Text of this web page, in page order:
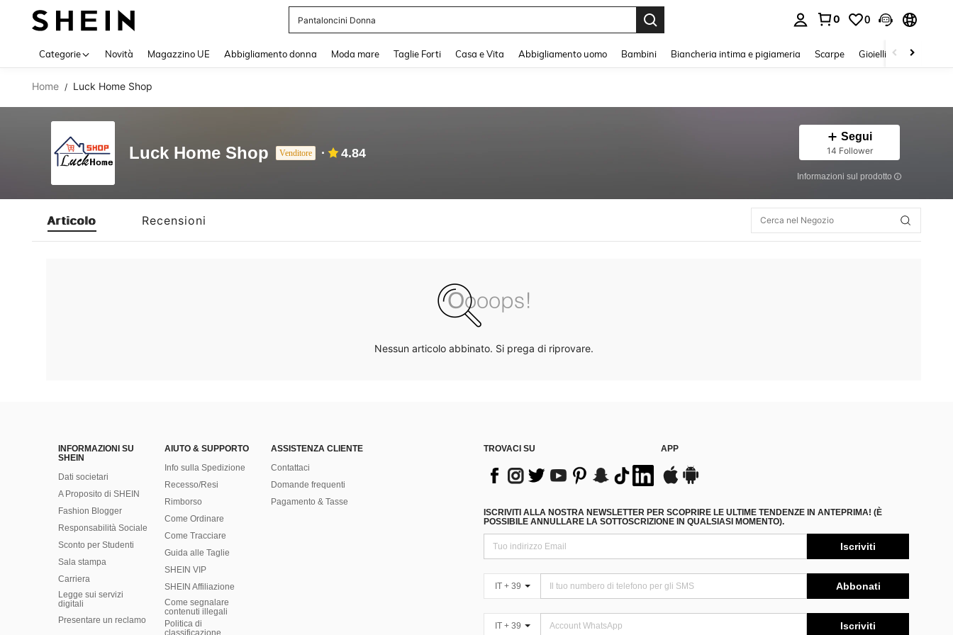
Pantaloncini Donna
0 0
Categorie Novità Magazzino UE Abbigliamento donna Moda mare Taglie Forti Casa e Vita Abbigliamento uomo Bambini Biancheria intima e pigiameria Scarpe Gioielli E Accessori
Home / Luck Home Shop
Luck Home Shop Venditore 4.84
Segui
14 Follower
Informazioni sul prodotto
Articolo Recensioni
Nessun articolo abbinato. Si prega di riprovare.
INFORMAZIONI SU
SHEIN
Dati societari
A Proposito di SHEIN
Fashion Blogger
Responsabilità Sociale
Sconto per Studenti
Sala stampa
Carriera
Legge sui servizi
digitali
Presentare un reclamo
AIUTO & SUPPORTO
Info sulla Spedizione
Recesso/Resi
Rimborso
Come Ordinare
Come Tracciare
Guida alle Taglie
SHEIN VIP
SHEIN Affiliazione
Come segnalare
contenuti illegali
Politica di
classificazione
ASSISTENZA CLIENTE
Contattaci
Domande frequenti
Pagamento & Tasse
TROVACI SU APP
ISCRIVITI ALLA NOSTRA NEWSLETTER PER SCOPRIRE LE ULTIME TENDENZE IN ANTEPRIMA! (È
POSSIBILE ANNULLARE LA SOTTOSCRIZIONE IN QUALSIASI MOMENTO).
Iscriviti
IT + 39 Abbonati
IT + 39 Iscriviti